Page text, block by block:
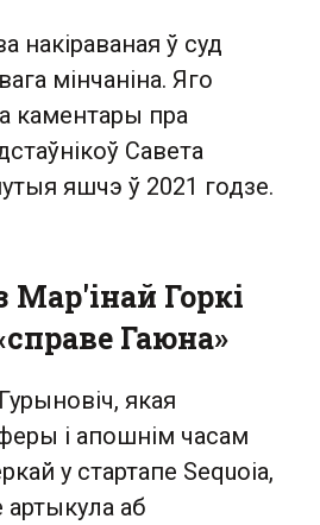
накіраваная ў суд
мінчаніна. Яго
каментары пра
Савета
яшчэ ў 2021 годзе.
Мар'інай Горкі
Гаюна»
якая
і апошнім часам
у стартапе Sequoia,
артыкула аб